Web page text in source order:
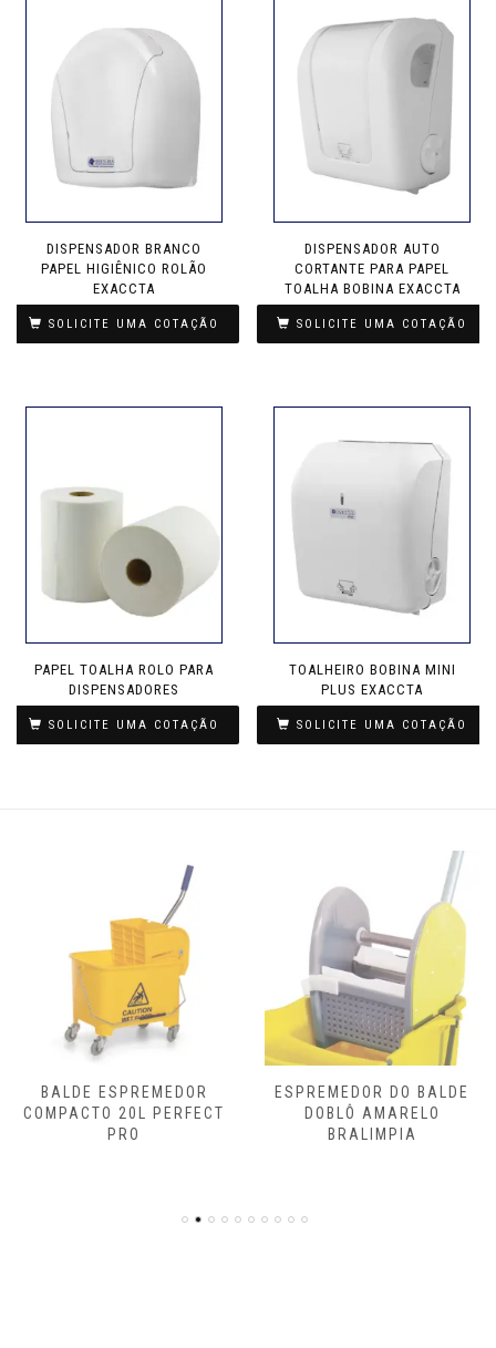
DISPENSADOR BRANCO
PAPEL HIGIÊNICO ROLÃO
EXACCTA
SOLICITE UMA COTAÇÃO
DISPENSADOR AUTO
CORTANTE PARA PAPEL
TOALHA BOBINA EXACCTA
SOLICITE UMA COTAÇÃO
PAPEL TOALHA ROLO PARA
DISPENSADORES
SOLICITE UMA COTAÇÃO
TOALHEIRO BOBINA MINI
PLUS EXACCTA
SOLICITE UMA COTAÇÃO
BALDE ESPREMEDOR
COMPACTO 20L PERFECT
PRO
ESPREMEDOR DO BALDE
DOBLÔ AMARELO
BRALIMPIA